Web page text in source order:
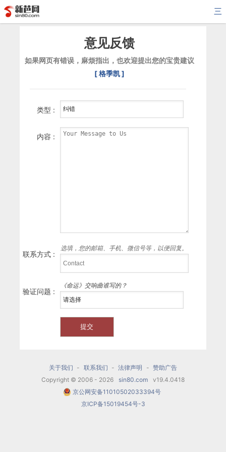
三
意见反馈
如果网页有错误，麻烦指出，也欢迎提出您的宝贵建议
[ 格季凯 ]
类型 :
内容 :
联系方式 :
选填，您的邮箱、手机、微信号等，以便回复。
验证问题 :
《命运》交响曲谁写的？
关于我们 - 联系我们 - 法律声明 - 赞助广告
Copyright © 2006 - 2026
sin80.com
v19.4.0418
京公网安备11010502033394号
京ICP备15019454号-3